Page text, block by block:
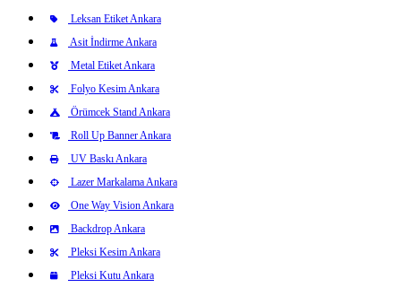
Leksan Etiket Ankara
Asit İndirme Ankara
Metal Etiket Ankara
Folyo Kesim Ankara
Örümcek Stand Ankara
Roll Up Banner Ankara
UV Baskı Ankara
Lazer Markalama Ankara
One Way Vision Ankara
Backdrop Ankara
Pleksi Kesim Ankara
Pleksi Kutu Ankara